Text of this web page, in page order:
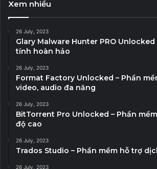
Xem nhiều
26 July, 2023
Glary Malware Hunter PRO Unlocked
tính hoàn hảo
26 July, 2023
Format Factory Unlocked – Phần
video, audio đa năng
26 July, 2023
BitTorrent Pro Unlocked – Phần
độ cao
26 July, 2023
Trados Studio – Phần mềm hỗ trợ
26 July, 2023